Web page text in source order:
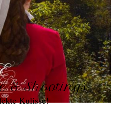
& Shootings
Kulisse!